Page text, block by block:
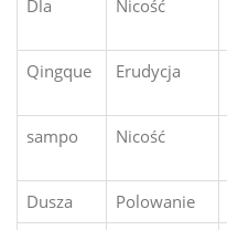
Dla Nicość
Qingque
Erudycja
sampo
Nicość
Dusza
Polowanie